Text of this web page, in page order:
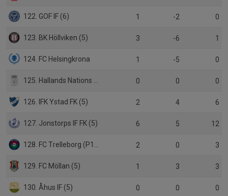
122. GOF IF (6) 1 -2 0
123. BK Höllviken (5) 3 -6 1
124. FC Helsingkrona 1 -5 0
125. Hallands Nations FF (6) 0 0 0
126. IFK Ystad FK (5) 2 4 6
127. Jonstorps IF FK (5) 6 5 12
128. FC Trelleborg (P19) 2 0 3
129. FC Möllan (5) 1 3 3
130. Åhus IF (5) 0 0 0